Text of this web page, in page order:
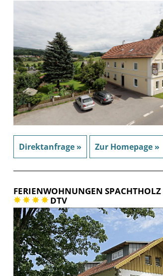
Direktanfrage » Zur Homepage »
FERIENWOHNUNGEN SPACHTHOLZ
DTV